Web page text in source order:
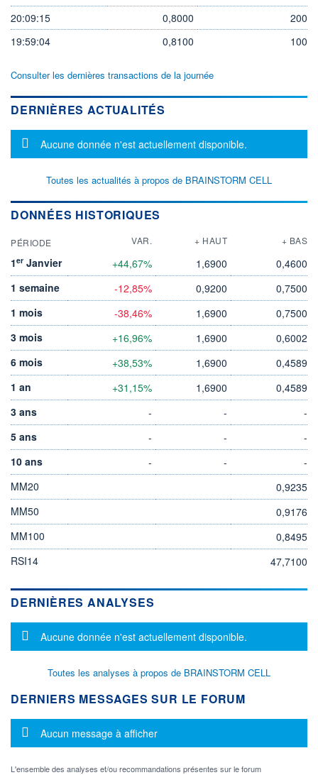
20:09:15
0,8000
200
19:59:04
0,8100 100
Consulter les dernières transactions de la journée
DERNIÈRES ACTUALITÉS
Message d'information
Aucune donnée n'est actuellement disponible.
Toutes les actualités à propos de BRAINSTORM CELL
DONNÉES HISTORIQUES
PÉRIODE VAR. + HAUT + BAS
1er Janvier +44,67% 1,6900
0,4600
1 semaine
-12,85% 0,9200
0,7500
1 mois
-38,46% 1,6900
0,7500
3 mois
+16,96% 1,6900
0,6002
6 mois
+38,53% 1,6900
0,4589
1 an
+31,15% 1,6900
0,4589
3 ans
- -
-
5 ans
- -
-
10 ans
- -
-
MM20
0,9235
MM50
0,9176
MM100
0,8495
RSI14
47,7100
DERNIÈRES ANALYSES
Message d'information
Aucune donnée n'est actuellement disponible.
Toutes les analyses à propos de BRAINSTORM CELL
DERNIERS MESSAGES SUR LE FORUM
Message d'information
Aucun message à afficher
L'ensemble des analyses et/ou recommandations présentes sur le forum